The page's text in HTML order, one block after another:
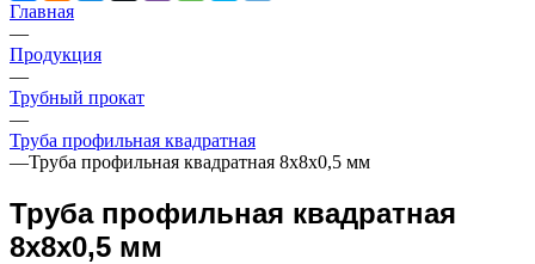
Главная
—
Продукция
—
Трубный прокат
—
Труба профильная квадратная
—Труба профильная квадратная 8х8х0,5 мм
Труба профильная квадратная
8х8х0,5 мм